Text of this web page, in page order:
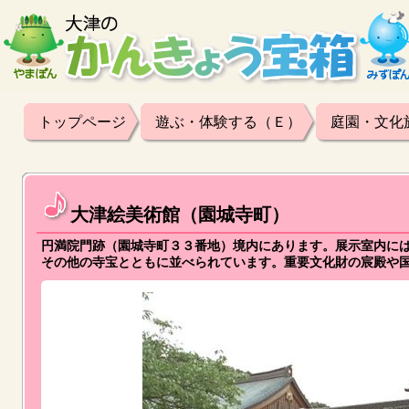
トップページ 遊ぶ・体験する（Ｅ） 庭園・文化
大津絵美術館（園城寺町）
円満院門跡（園城寺町３３番地）境内にあります。展示室内
その他の寺宝とともに並べられています。重要文化財の宸殿